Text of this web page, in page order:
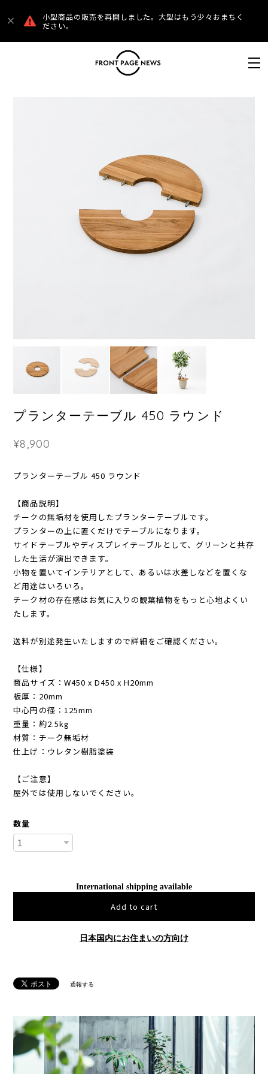
小型商品の販売を再開しました。大型はもう少々おまちく
ださい。
プランターテーブル 450 ラウンド
¥8,900
プランターテーブル 450 ラウンド
【商品説明】
チークの無垢材を使用したプランターテーブルです。
プランターの上に置くだけでテーブルになります。
サイドテーブルやディスプレイテーブルとして、グリーンと共存
した生活が演出できます。
小物を置いてインテリアとして、あるいは水差しなどを置くな
ど用途はいろいろ。
チーク材の存在感はお気に入りの観葉植物をもっと心地よくい
たします。
送料が別途発生いたしますので詳細をご確認ください。
【仕様】
商品サイズ：W450 x D450 x H20mm
板厚：20mm
中心円の径：125mm
重量：約2.5kg
材質：チーク無垢材
仕上げ：ウレタン樹脂塗装
【ご注意】
屋外では使用しないでください。
数量
International shipping available
Add to cart
日本国内にお住まいの方向け
通報する